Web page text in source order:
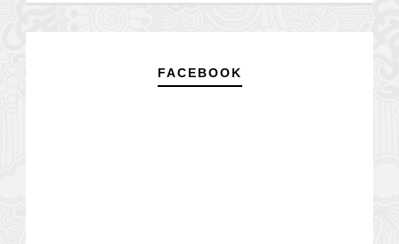
FACEBOOK